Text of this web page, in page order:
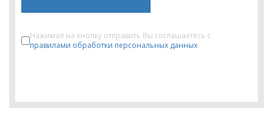
Нажимая на кнопку отправить Вы соглашаетесь с
правилами обработки персональных данных